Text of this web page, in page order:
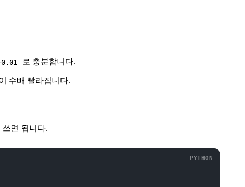
로 충분합니다.
수배 빨라집니다.
쓰면 됩니다.